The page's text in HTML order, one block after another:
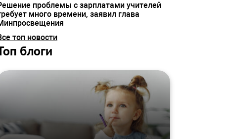
проблемы с зарплатами учителей
много времени, заявил глава
топ новости
блоги